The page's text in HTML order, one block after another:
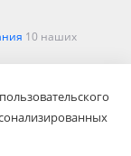
10 наших
магазине